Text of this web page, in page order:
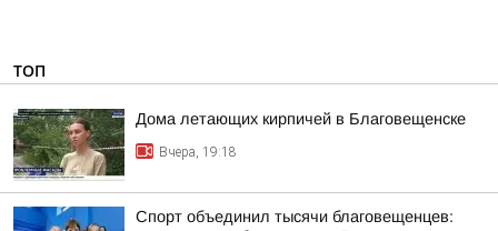
ТОП
Дома летающих кирпичей в Благовещенске
Вчера, 19:18
Спорт объединил тысячи благовещенцев: